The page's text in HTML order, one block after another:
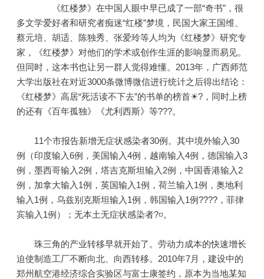
《红楼梦》在中国人眼中早已成了一部“奇书”，很
多文学爱好者和研究者痴迷“红楼”梦境，民国大家王国维、
蔡元培、胡适、陈独秀、张爱玲等人均为《红楼梦》研究专
家，《红楼梦》对他们的学术或创作生涯的影响显而易见。
但同时，这本书也让另一群人觉得难懂。2013年，广西师范
大学出版社在对近3000条微博微信进行统计之后得出结论：
《红楼梦》高居“死活读不下去”的书单的榜首☀?，同时上榜
的还有《百年孤独》《尤利西斯》等???。
11个市报告新增无症状感染者30例。其中境外输入30
例（印度输入6例，美国输入4例，越南输入4例，德国输入3
例，墨西哥输入2例，塔吉克斯坦输入2例，中国香港输入2
例，加拿大输入1例，英国输入1例，荷兰输入1例，奥地利
输入1例，乌兹别克斯坦输入1例，韩国输入1例????，菲律
宾输入1例）；无本土无症状感染者?◽。
珠三角的产业转移早就开始了。劳动力成本的快速增长
迫使制造工厂不断向北、向西转移。2010年7月，建设中的
郑州航空港经济综合实验区与富士康签约，原本为当地某知